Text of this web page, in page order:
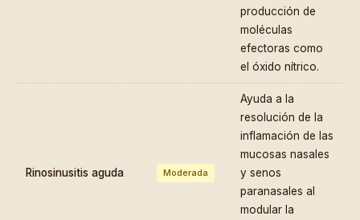
producción de
moléculas
efectoras como
el óxido nítrico.
Rinosinusitis aguda Moderada
Ayuda a la
resolución de la
inflamación de las
mucosas nasales
y senos
paranasales al
modular la